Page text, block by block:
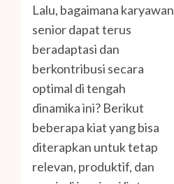
Lalu, bagaimana karyawan
senior dapat terus
beradaptasi dan
berkontribusi secara
optimal di tengah
dinamika ini? Berikut
beberapa kiat yang bisa
diterapkan untuk tetap
relevan, produktif, dan